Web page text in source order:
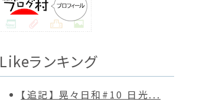
Likeランキング
【追記】 晃々日和#10 日光...